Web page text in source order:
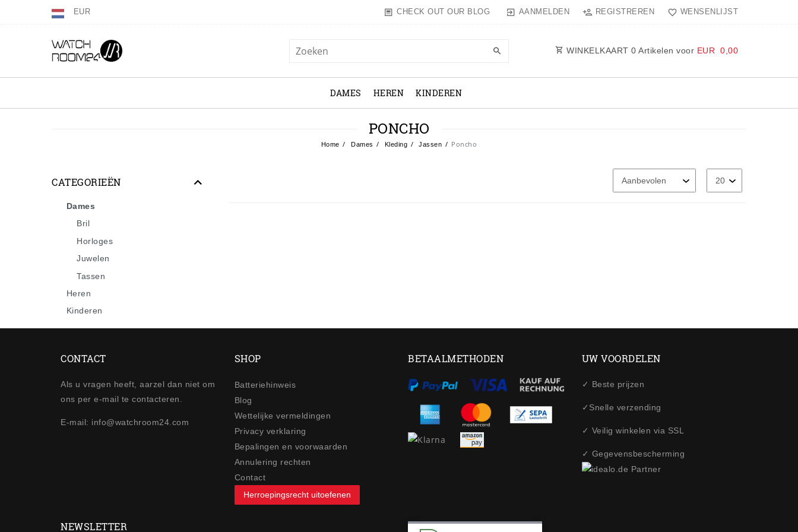
EUR CHECK OUT OUR BLOG AANMELDEN REGISTREREN WENSENLIJST
WINKELKAART 0 Artikelen voor EUR 0,00
DAMES HEREN KINDEREN
PONCHO
Home Dames Kleding Jassen Poncho
CATEGORIEËN
Dames
Bril
Horloges
Juwelen
Tassen
Heren
Kinderen
CONTACT
Als u vragen heeft, aarzel dan niet om
ons per e-mail te contacteren.
E-mail: info@watchroom24.com
SHOP
Batteriehinweis
Blog
Wettelijke vermeldingen
Privacy verklaring
Bepalingen en voorwaarden
Annulering rechten
Contact
Herroepingsrecht uitoefenen
BETAALMETHODEN UW VOORDELEN
✓ Beste prijzen
✓Snelle verzending
✓ Veilig winkelen via SSL
✓ Gegevensbescherming
NEWSLETTER